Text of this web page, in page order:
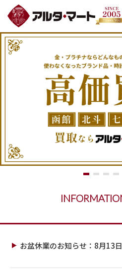
お盆休業のお知らせ：8月13